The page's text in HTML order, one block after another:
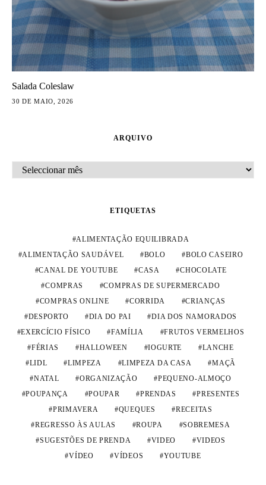
Salada Coleslaw
30 DE MAIO, 2026
ARQUIVO
ARQUIVO
ETIQUETAS
ALIMENTAÇÃO EQUILIBRADA
ALIMENTAÇÃO SAUDÁVEL
BOLO
BOLO CASEIRO
CANAL DE YOUTUBE
CASA
CHOCOLATE
COMPRAS
COMPRAS DE SUPERMERCADO
COMPRAS ONLINE
CORRIDA
CRIANÇAS
DESPORTO
DIA DO PAI
DIA DOS NAMORADOS
EXERCÍCIO FÍSICO
FAMÍLIA
FRUTOS VERMELHOS
FÉRIAS
HALLOWEEN IOGURTE
LANCHE
LIDL
LIMPEZA LIMPEZA DA CASA
MAÇÃ
NATAL
ORGANIZAÇÃO
PEQUENO-ALMOÇO
POUPANÇA
POUPAR PRENDAS
PRESENTES
PRIMAVERA
QUEQUES
RECEITAS
REGRESSO ÀS AULAS
ROUPA
SOBREMESA
SUGESTÕES DE PRENDA
VIDEO
VIDEOS
VÍDEO
VÍDEOS YOUTUBE